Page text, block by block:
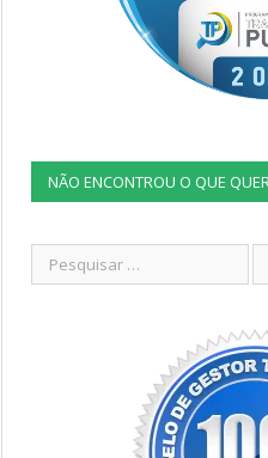
NÃO ENCONTROU O QUE